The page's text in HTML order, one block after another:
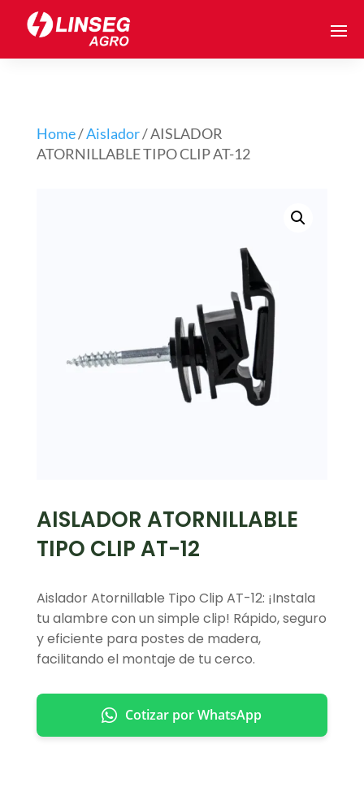
Home/Aislador/ AISLADOR
ATORNILLABLE TIPO CLIP AT-12
AISLADOR ATORNILLABLE
TIPO CLIP AT-12
Aislador Atornillable Tipo Clip AT-12: ¡Instala
tu alambre con un simple clip! Rápido, seguro
y eficiente para postes de madera,
facilitando el montaje de tu cerco.
Cotizar por WhatsApp